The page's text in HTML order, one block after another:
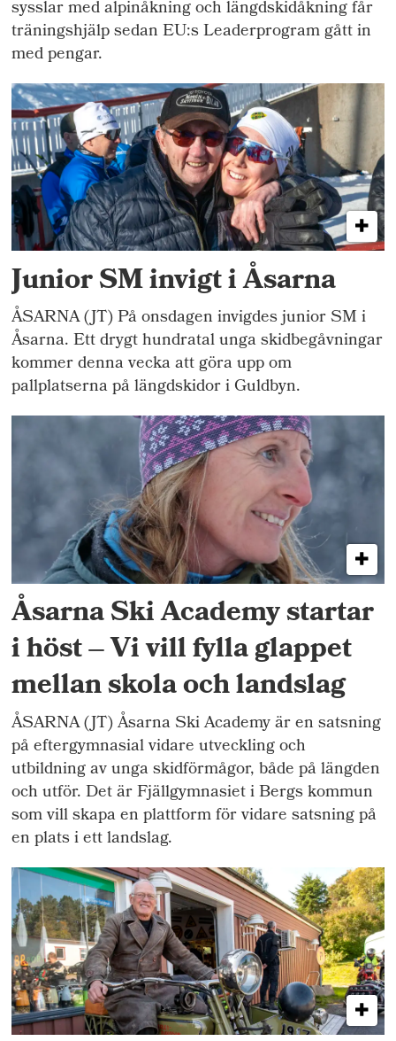
sysslar med alpinåkning och längdskidåkning får
träningshjälp sedan EU:s Leaderprogram gått in
med pengar.
Junior SM invigt i Åsarna
ÅSARNA (JT) På onsdagen invigdes junior SM i
Åsarna. Ett drygt hundratal unga skidbegåvningar
kommer denna vecka att göra upp om
pallplatserna på längdskidor i Guldbyn.
Åsarna Ski Academy startar
i höst ­– Vi vill fylla glappet
mellan skola och landslag
ÅSARNA (JT) Åsarna Ski Academy är en satsning
på eftergymnasial vidare utveckling och
utbildning av unga skidförmågor, både på längden
och utför. Det är Fjällgymnasiet i Bergs kommun
som vill skapa en plattform för vidare satsning på
en plats i ett landslag.